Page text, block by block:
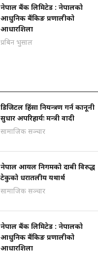
नेपाल बैंक लिमिटेड : नेपालको
आधुनिक बैंकिङ प्रणालीको
आधारशिला
प्रबिन भुसाल
डिजिटल हिंसा नियन्त्रण गर्न कानूनी
सुधार अपरिहार्यः मन्त्री वादी
सामाजिक सञ्चार
नेपाल आयल निगमको दाबी विरुद्ध
टेकुको धरातलीय यथार्थ
सामाजिक सञ्चार
नेपाल बैंक लिमिटेड : नेपालको
आधुनिक बैंकिङ प्रणालीको
आधारशिला